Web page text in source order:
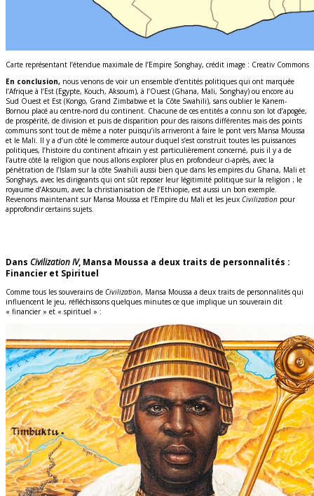
Carte représentant l’étendue maximale de l’Empire Songhay, crédit image : Creativ Commons
En conclusion, nous venons de voir un ensemble d’entités politiques qui ont marquée
l’Afrique à l’Est (Egypte, Kouch, Aksoum), à l’Ouest (Ghana, Mali, Songhay) ou encore au
Sud Ouest et Est (Kongo, Grand Zimbabwe et la Côte Swahili), sans oublier le Kanem-
Bornou placé au centre-nord du continent. Chacune de ces entités a connu son lot d’apogée,
de prospérité, de division et puis de disparition pour des raisons différentes mais des points
communs sont tout de même a noter puisqu’ils arriveront à faire le pont vers Mansa Moussa
et le Mali. Il y a d’un côté le commerce autour duquel s’est construit toutes les puissances
politiques, l’histoire du continent africain y est particulièrement concerné, puis il y a de
l’autre côté la religion que nous allons explorer plus en profondeur ci-après, avec la
pénétration de l’Islam sur la côte Swahili aussi bien que dans les empires du Ghana, Mali et
Songhays, avec les dirigeants qui ont sût reposer leur légitimité politique sur la religion ; le
royaume d’Aksoum, avec la christianisation de l’Ethiopie, est aussi un bon exemple.
Revenons maintenant sur Mansa Moussa et l’Empire du Mali et les jeux Civilization pour
approfondir certains sujets.
Dans Civilization IV, Mansa Moussa a deux traits de personnalités :
Financier et Spirituel
Comme tous les souverains de Civilization, Mansa Moussa a deux traits de personnalités qui
influencent le jeu, réfléchissons quelques minutes ce que implique un souverain dit
« financier » et « spirituel » :